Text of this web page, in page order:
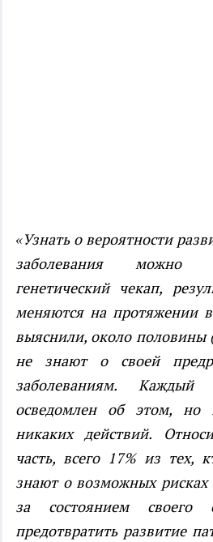
«Узнать о вероятности
заболевания можно
генетический чекап,
меняются на протяжении
выяснили, около половины
не знают о своей
заболеваниям. Каждый
осведомлен об этом, но
никаких действий.
часть, всего 17% из тех,
знают о возможных рисках
за состоянием своего
предотвратить развитие